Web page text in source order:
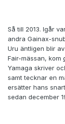
Så till 2013. Igår
andra Gainax-
Uru äntligen blir
Fair-mässan, kom
Yamaga skriver
samt tecknar en
ersätter hans
sedan december